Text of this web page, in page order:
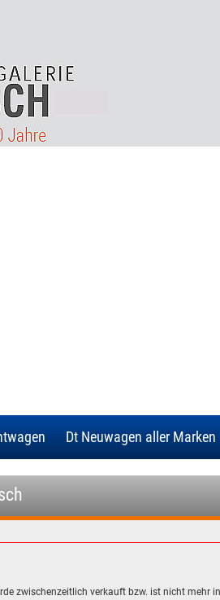
Dt Neuwagen aller Marken
zwischenzeitlich verkauft bzw. ist nicht mehr